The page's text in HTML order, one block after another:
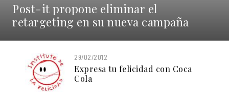
Post-it propone eliminar el
retargeting en su nueva campaña
29/02/2012
Expresa tu felicidad con Coca
Cola